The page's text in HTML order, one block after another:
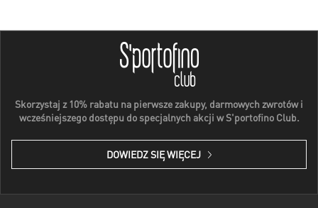
Skorzystaj z 10% rabatu na pierwsze zakupy, darmowych zwrotów i
wcześniejszego dostępu do specjalnych akcji w S'portofino Club.
DOWIEDZ SIĘ WIĘCEJ